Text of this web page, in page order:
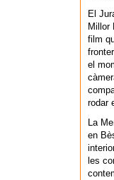
El
Millor
film
el
rodar
La
en
les